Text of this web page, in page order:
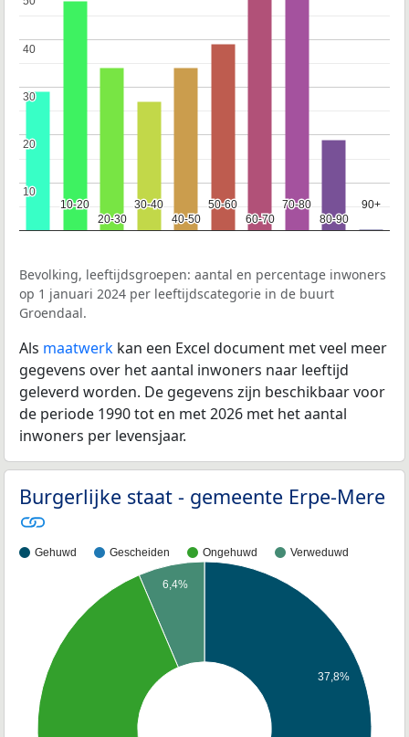
10-20
10-20
20-30
20-30
30-40
30-40
40-50
40-50
50-60
50-60
60-70
60-70
70-80
70-80
80-90
80-90
90+
90+
10
10
20
20
30
30
40
40
Bevolking, leeftijdsgroepen: aantal en percentage inwoners
op 1 januari 2024 per leeftijdscategorie in de buurt
Groendaal.
Als maatwerk kan een Excel document met veel meer
gegevens over het aantal inwoners naar leeftijd
geleverd worden. De gegevens zijn beschikbaar voor
de periode 1990 tot en met 2026 met het aantal
inwoners per levensjaar.
Burgerlijke staat - gemeente Erpe-Mere
Gehuwd Gescheiden Ongehuwd Verweduwd
37,8%
6,4%